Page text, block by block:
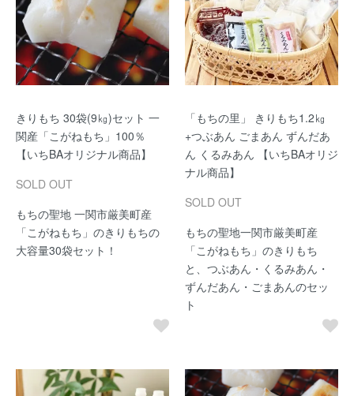
きりもち 30袋(9㎏)セット 一
関産「こがねもち」100％
【いちBAオリジナル商品】
SOLD OUT
もちの聖地 一関市厳美町産
「こがねもち」のきりもちの
大容量30袋セット！
「もちの里」 きりもち1.2㎏
+つぶあん ごまあん ずんだあ
ん くるみあん 【いちBAオリジ
ナル商品】
SOLD OUT
もちの聖地一関市厳美町産
「こがねもち」のきりもち
と、つぶあん・くるみあん・
ずんだあん・ごまあんのセッ
ト